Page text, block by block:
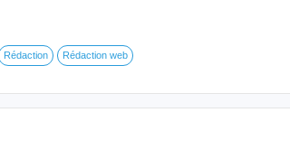
Rédaction Rédaction web